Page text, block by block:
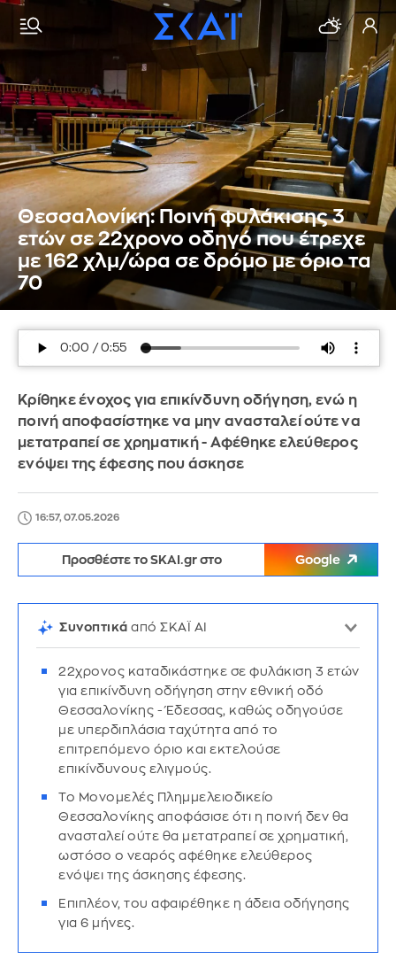
Θεσσαλονίκη: Ποινή φυλάκισης 3
ετών σε 22χρονο οδηγό που έτρεχε
με 162 χλμ/ώρα σε δρόμο με όριο τα
70
Κρίθηκε ένοχος για επικίνδυνη οδήγηση, ενώ η
ποινή αποφασίστηκε να μην ανασταλεί ούτε να
μετατραπεί σε χρηματική - Αφέθηκε ελεύθερος
ενόψει της έφεσης που άσκησε
16:57, 07.05.2026
Προσθέστε το SKAI.gr στο Google
Συνοπτικά από ΣΚΑΪ AI
22χρονος καταδικάστηκε σε φυλάκιση 3 ετών
για επικίνδυνη οδήγηση στην εθνική οδό
Θεσσαλονίκης - Έδεσσας, καθώς οδηγούσε
με υπερδιπλάσια ταχύτητα από το
επιτρεπόμενο όριο και εκτελούσε
επικίνδυνους ελιγμούς.
Το Μονομελές Πλημμελειοδικείο
Θεσσαλονίκης αποφάσισε ότι η ποινή δεν θα
ανασταλεί ούτε θα μετατραπεί σε χρηματική,
ωστόσο ο νεαρός αφέθηκε ελεύθερος
ενόψει της άσκησης έφεσης.
Επιπλέον, του αφαιρέθηκε η άδεια οδήγησης
για 6 μήνες.